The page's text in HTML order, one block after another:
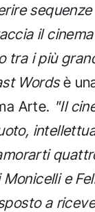
il
tra i più
Wordsè
Arte. "Il
Monicelli e
a